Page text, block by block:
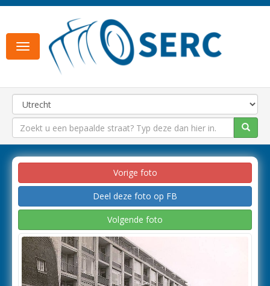
Toggle
navigation
Vorige foto
Deel deze foto op FB
Volgende foto